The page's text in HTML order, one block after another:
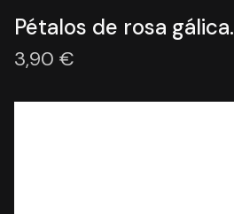
Pétalos de rosa gálica.
3,90 €